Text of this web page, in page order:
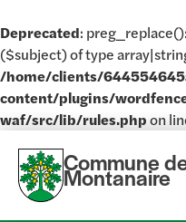
Deprecated:
($subject) of type
/home/clients/
content/plugins/
waf/src/lib/rules.phpon
Commune
Montanaire